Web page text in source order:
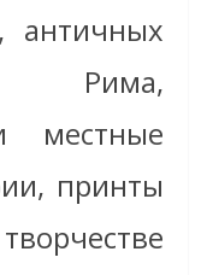
античных
местные
принты